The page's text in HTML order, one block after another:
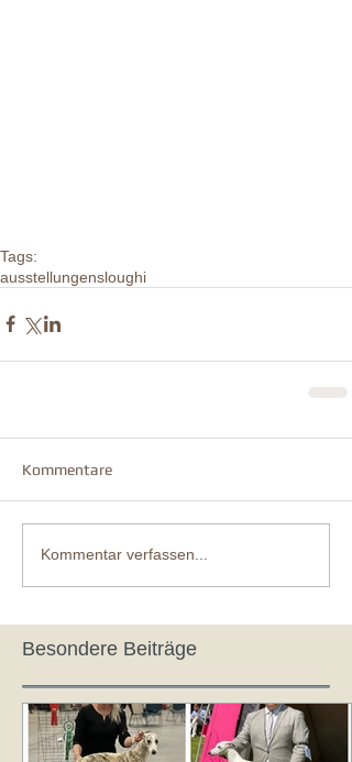
Tags:
ausstellungensloughi
Kommentare
Kommentar verfassen...
Besondere Beiträge